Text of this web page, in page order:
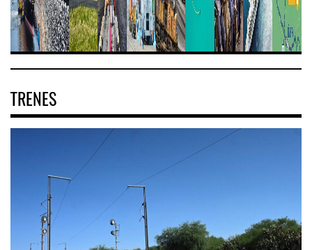
TRENES